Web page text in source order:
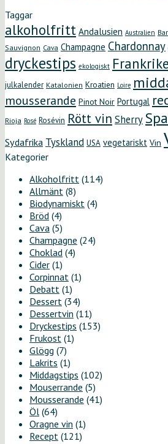
Taggar
alkoholfritt Andalusien Australien
Sauvignon Cava Champagne Chardonnay
dryckestips ekologiskt Frankrike
julkalender Katalonien Kroatien Loire
mousserande Pinot Noir Portugal
Rioja Rosé Rosévin Rött vin Sherry
Sydafrika Tyskland USA vegetariskt Vin
Kategorier
Alkoholfritt (114)
Allmänt (8)
Biodynamiskt (4)
Bröd (4)
Cava (5)
Champagne (24)
Choklad (4)
Cider (1)
Corpinnat (1)
Debatt (1)
Dessert (34)
Dessertvin (11)
Dryckestips (153)
Frukost (1)
Glögg (7)
Lakrits (1)
Middagstips (102)
Mouserrande (5)
Mousserande (41)
Öl (64)
Oragne vin (1)
Recept (121)